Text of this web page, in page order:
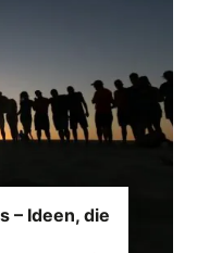
– Ideen, die